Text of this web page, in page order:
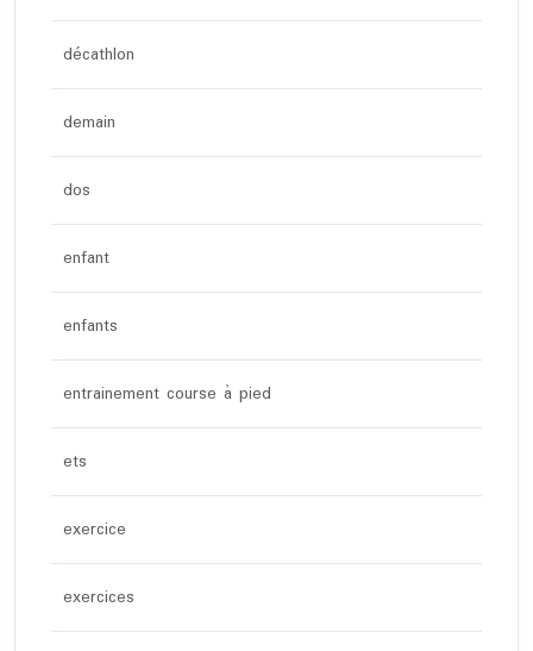
décathlon
demain
dos
enfant
enfants
entrainement course à pied
ets
exercice
exercices